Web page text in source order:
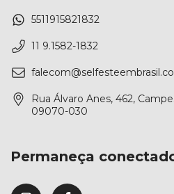
5511915821832
11 9.1582-1832
Rua Álvaro Anes, 462,
09070-030
Permaneça